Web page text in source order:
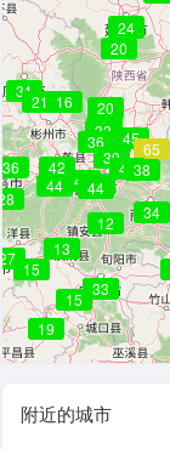
36
42
36
40
24
33
42
34
31
44
28
33
45
20
27
13
44
12
21
40
36
33
65
33
39
16
42
20
38
19
24
15
15
附近的城市